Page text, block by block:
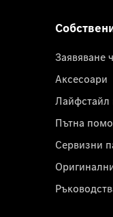
Заявяване
Аксесоари
Лайфстайл
Пътна
Сервизни